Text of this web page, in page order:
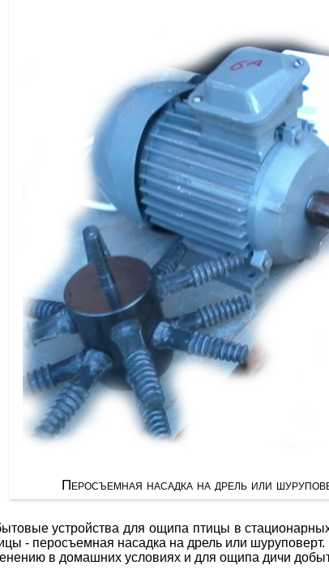
Перосъемная насадка на дрель или
устройства для ощипа птицы в
- перосъемная насадка на дрель или шуруповерт.
в домашних условиях и для ощипа дичи